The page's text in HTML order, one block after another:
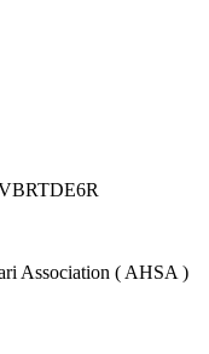
Association ( AHSA )